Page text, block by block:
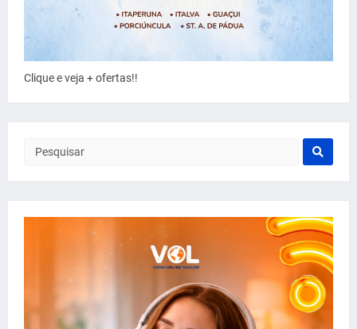
Clique e veja + ofertas!!